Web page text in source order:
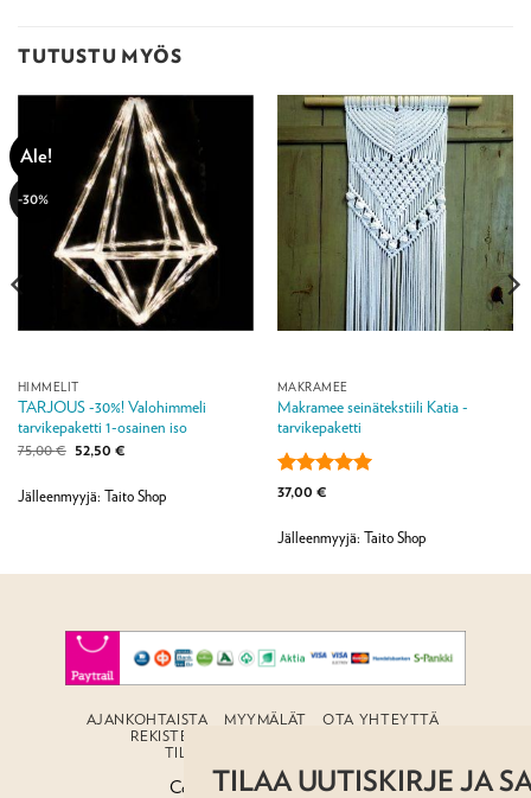
TUTUSTU MYÖS
Ale!
-30%
HIMMELIT
TARJOUS -30%! Valohimmeli
tarvikepaketti 1-osainen iso
75,00€ Alkuperäinen
hinta
75,00 €.
52,50 €Nykyinen
52,50 €.
Jälleenmyyjä: Taito Shop
MAKRAMEE
Makramee seinätekstiili Katia -
tarvikepaketti
Arvostelu
/ 5
37,00 €
Jälleenmyyjä: Taito Shop
AJANKOHTAISTA MYYMÄLÄT
OTA YHTEYTTÄ
REKISTERISELOSTE
TILAUS- JA TOIMITUSEHDOT
Copyright 2026 ©Taito shop
TILAA UUTISKIRJE JA SAAT -10%